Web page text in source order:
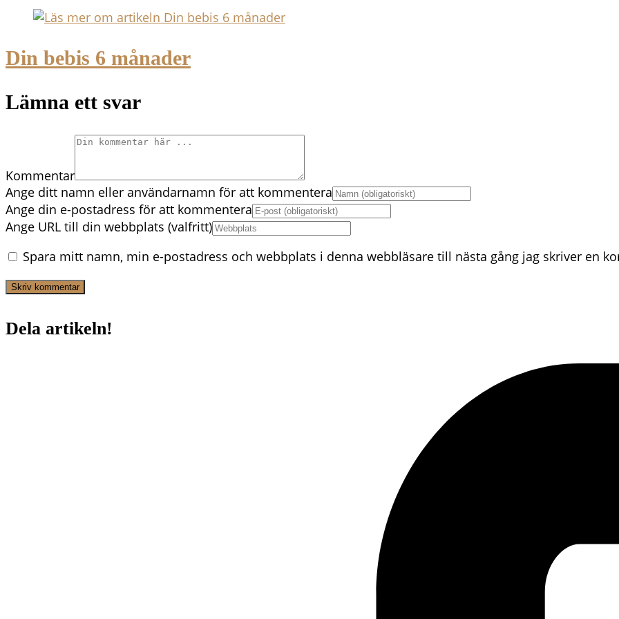
Din bebis 6 månader
Lämna ett svar
Kommentar
Ange ditt namn eller användarnamn för att kommentera
Ange din e-postadress för att kommentera
Ange URL till din webbplats (valfritt)
Spara mitt namn, min e-postadress och webbplats i denna webbläsare till nästa gång jag skriver en
Dela artikeln!